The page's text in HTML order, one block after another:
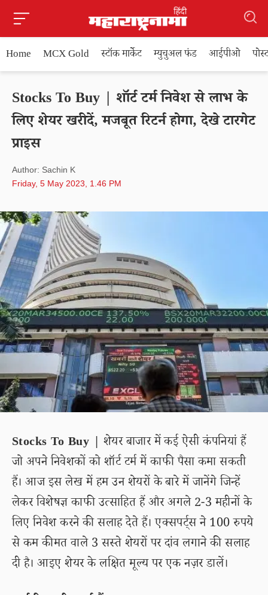
Home MCX Gold स्टॉक मार्केट म्युचुअल फंड आईपीओ
Stocks To Buy | शॉर्ट टर्म निवेश से लाभ के
लिए शेयर खरीदें, मजबूत रिटर्न होगा, देखे टारगेट
प्राइस
Author: Sachin K
Friday, 5 May 2023, 1.46 PM
Stocks To Buy | शेयर बाजार में कई ऐसी कंपनियां हैं
जो अपने निवेशकों को शॉर्ट टर्म में काफी पैसा कमा सकती
हैं। आज इस लेख में हम उन शेयरों के बारे में जानेंगे जिन्हें
लेकर विशेषज्ञ काफी उत्साहित हैं और अगले 2-3 महीनों के
लिए निवेश करने की सलाह देते हैं। एक्सपर्ट्स ने 100 रुपये
से कम कीमत वाले 3 सस्ते शेयरों पर दांव लगाने की सलाह
दी है। आइए शेयर के लक्षित मूल्य पर एक नज़र डालें।